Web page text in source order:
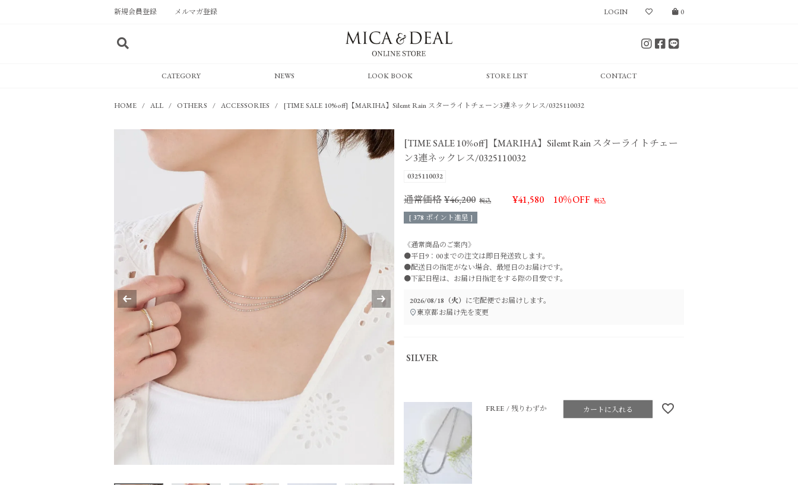
新規会員登録 メルマガ登録 LOGIN 0
CATEGORY NEWS LOOK BOOK STORE LIST CONTACT
HOME ALL OTHERS ACCESSORIES [TIME SALE 10%off]【MARIHA】Silemt Rain スターライトチェーン3連ネックレス/0325110032
[TIME SALE 10%off]【MARIHA】Silemt Rain スターライトチェー
ン3連ネックレス/0325110032
0325110032
通常価格¥46,200 ¥41,580 10％OFF
[ 378 ポイント進呈 ]
《通常商品のご案内》
●平日9：00までの注文は即日発送致します。
●配送日の指定がない場合、最短日のお届けです。
●下記日程は、お届け日指定をする際の目安です。
2026/08/18（火） に宅配便でお届けします。
東京都お届け先を変更
SILVER
FREE 残りわずか カートに入れる